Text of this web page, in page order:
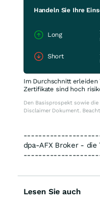
Handeln Sie Ihre
Long
Short
Im Durchschnitt
Zertifikate sind hoch
Den Basisprospekt sowie
Disclaimer Dokument.
dpa-AFX Broker - die
Lesen Sie auch